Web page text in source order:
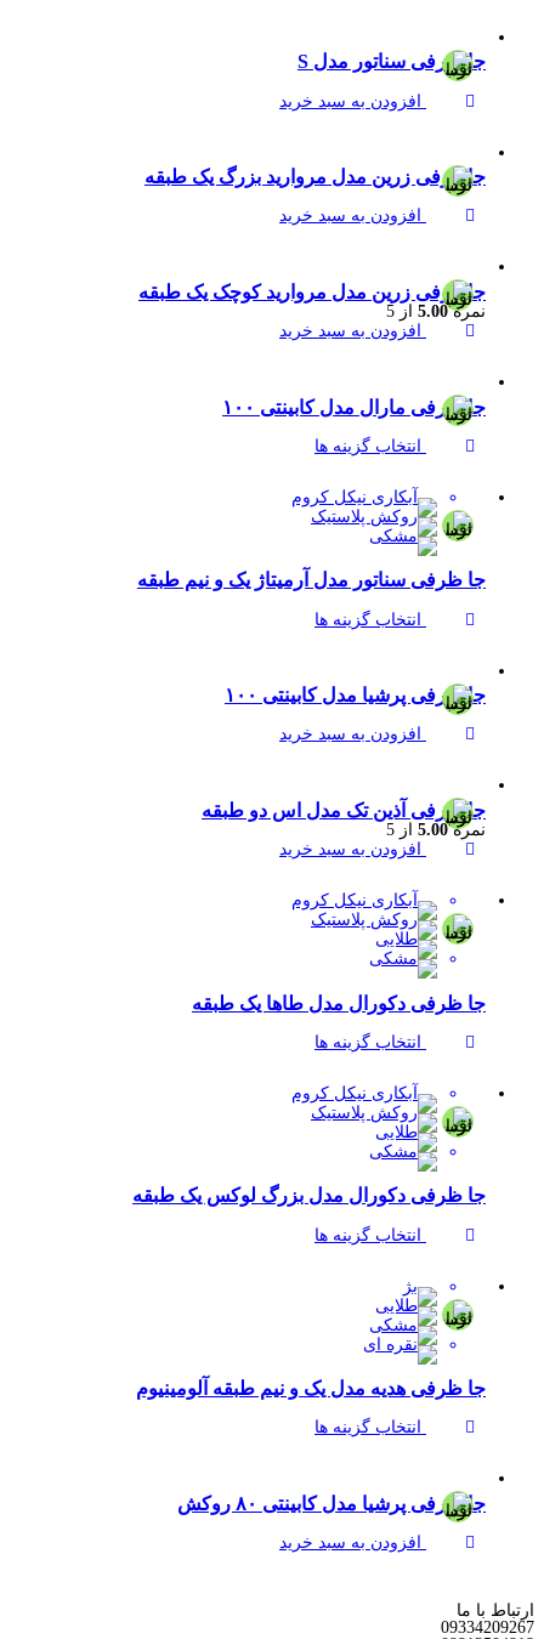
جا ظرفی سناتور مدل S
افزودن به سبد خرید
جاظرفی زرین مدل مروارید بزرگ یک طبقه
افزودن به سبد خرید
جاظرفی زرین مدل مروارید کوچک یک طبقه
نمره5.00 از 5
افزودن به سبد خرید
جا ظرفی مارال مدل کابینتی ۱۰۰
انتخاب گزینه ها
جا ظرفی سناتور مدل آرمیتاژ یک و نیم طبقه
انتخاب گزینه ها
جا ظرفی پرشیا مدل کابینتی ۱۰۰
افزودن به سبد خرید
جا ظرفی آذین تک مدل اس دو طبقه
نمره5.00 از 5
افزودن به سبد خرید
جا ظرفی دکورال مدل طاها یک طبقه
انتخاب گزینه ها
جا ظرفی دکورال مدل بزرگ لوکس یک طبقه
انتخاب گزینه ها
جا ظرفی هدیه مدل یک و نیم طبقه آلومینیوم
انتخاب گزینه ها
جا ظرفی پرشیا مدل کابینتی ۸۰ روکش
افزودن به سبد خرید
ارتباط با ما
09334209267